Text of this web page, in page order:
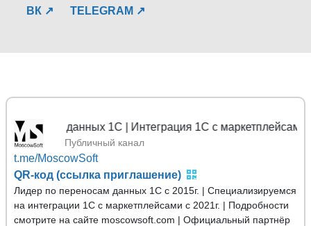
ВК ↗ TELEGRAM ↗
данных 1С | Интеграция 1С с маркетплейсами
Публичный канал
t.me/MoscowSoft
QR-код (ссылка приглашение)
Лидер по переносам данных 1С с 2015г. | Специализируемся
на интеграции 1С с маркетплейсами с 2021г. | Подробности
смотрите на сайте moscowsoft.com | Официальный партнёр